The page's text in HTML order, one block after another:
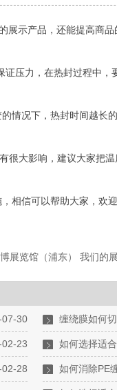
展示产品，还能提高商
压力，在热封过程中
情况下，热封时间越长
很大影响，建议大家把
相信可以帮助大家，欢
展览馆（浦东） 我们的
07-30 缠绕膜如何切
23 如何选择适
28 如何消除PE